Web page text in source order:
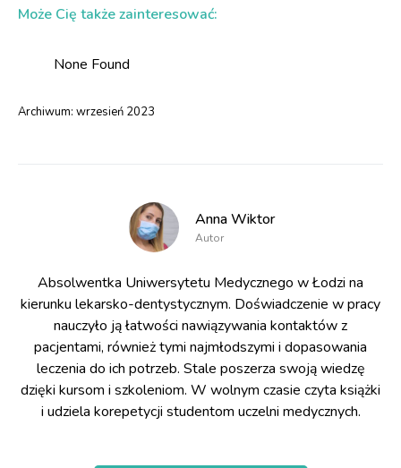
Może Cię także zainteresować:
None Found
Archiwum: wrzesień 2023
Anna Wiktor
Autor
Absolwentka Uniwersytetu Medycznego w Łodzi na
kierunku lekarsko-dentystycznym. Doświadczenie w pracy
nauczyło ją łatwości nawiązywania kontaktów z
pacjentami, również tymi najmłodszymi i dopasowania
leczenia do ich potrzeb. Stale poszerza swoją wiedzę
dzięki kursom i szkoleniom. W wolnym czasie czyta książki
i udziela korepetycji studentom uczelni medycznych.